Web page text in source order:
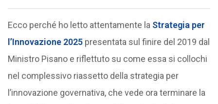
Ecco perché ho letto attentamente la Strategia per
l’Innovazione 2025presentata sul finire del 2019 dal
Ministro Pisano e riflettuto su come essa si collochi
nel complessivo riassetto della strategia per
l’innovazione governativa, che vede ora terminare la